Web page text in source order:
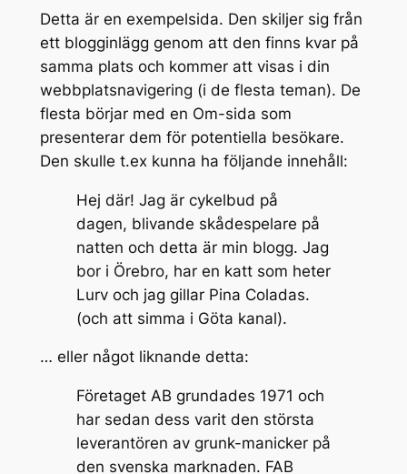
Detta är en exempelsida. Den skiljer sig från
ett blogginlägg genom att den finns kvar på
samma plats och kommer att visas i din
webbplatsnavigering (i de flesta teman). De
flesta börjar med en Om-sida som
presenterar dem för potentiella besökare.
Den skulle t.ex kunna ha följande innehåll:
Hej där! Jag är cykelbud på
dagen, blivande skådespelare på
natten och detta är min blogg. Jag
bor i Örebro, har en katt som heter
Lurv och jag gillar Pina Coladas.
(och att simma i Göta kanal).
… eller något liknande detta:
Företaget AB grundades 1971 och
har sedan dess varit den största
leverantören av grunk-manicker på
den svenska marknaden. FAB